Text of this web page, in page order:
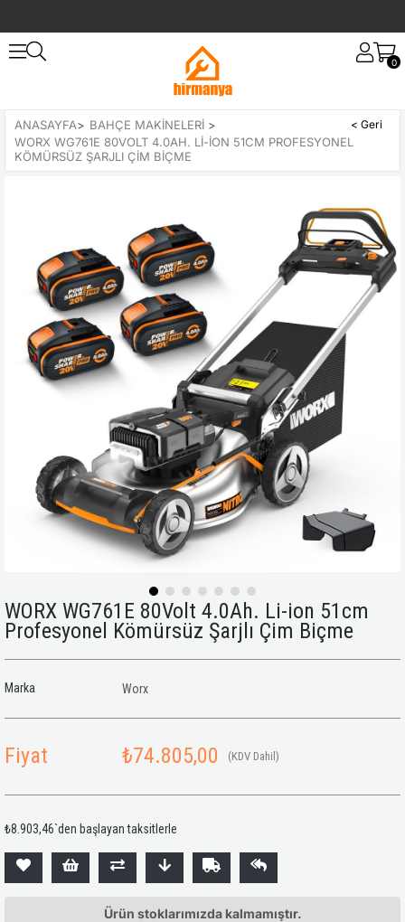
0
ANASAYFA> BAHÇE MAKINELERI >
WORX WG761E 80VOLT 4.0AH. LI-ION 51CM PROFESYONEL
KÖMÜRSÜZ ŞARJLI ÇIM BIÇME
WORX WG761E 80Volt 4.0Ah. Li-ion 51cm
Profesyonel Kömürsüz Şarjlı Çim Biçme
Marka Worx
Fiyat ₺74.805,00 (KDV Dahil)
₺8.903,46`den başlayan taksitlerle
Ürün stoklarımızda kalmamıştır.